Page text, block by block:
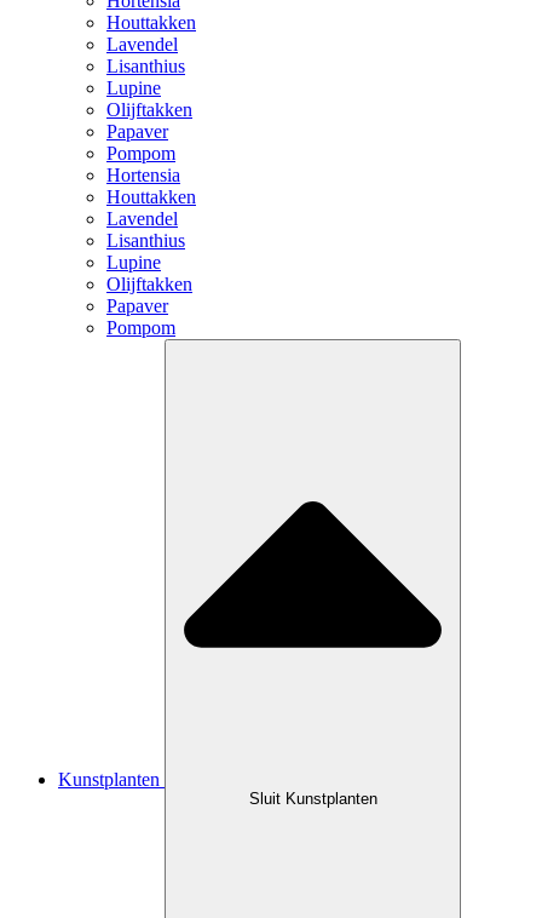
Houttakken
Lavendel
Lisanthius
Lupine
Olijftakken
Papaver
Pompom
Hortensia
Houttakken
Lavendel
Lisanthius
Lupine
Olijftakken
Papaver
Pompom
Kunstplanten
Sluit Kunstplanten